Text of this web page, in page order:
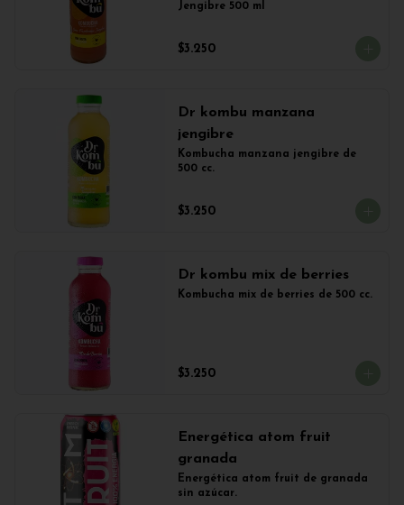
Jengibre 500 ml
$3.250
Dr kombu manzana
jengibre
Kombucha manzana jengibre de
500 cc.
$3.250
Dr kombu mix de berries
Kombucha mix de berries de 500 cc.
$3.250
Energética atom fruit
granada
Energética atom fruit de granada
sin azúcar.